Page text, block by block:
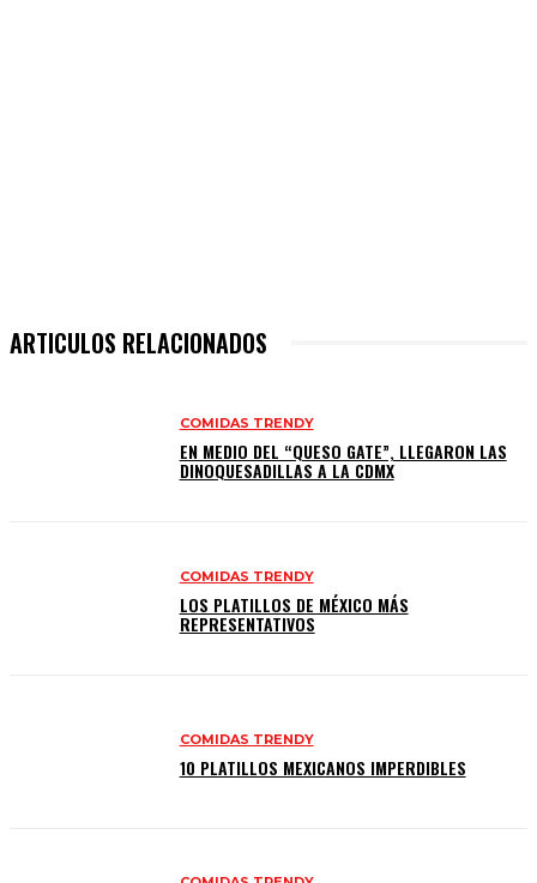
ARTICULOS RELACIONADOS
COMIDAS TRENDY
EN MEDIO DEL “QUESO GATE”, LLEGARON LAS
DINOQUESADILLAS A LA CDMX
COMIDAS TRENDY
LOS PLATILLOS DE MÉXICO MÁS
REPRESENTATIVOS
COMIDAS TRENDY
10 PLATILLOS MEXICANOS IMPERDIBLES